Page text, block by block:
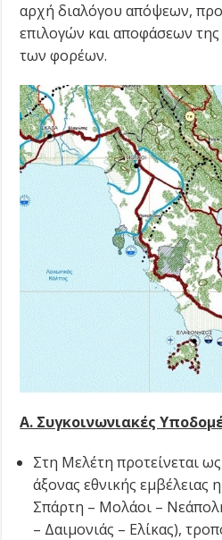
αρχή διαλόγου απόψεων,
επιλογών και αποφάσεων της
των φορέων.
Α. Συγκοινωνιακές
Στη Μελέτη προτείνεται
άξονας εθνικής εμβέλειας
Σπάρτη – Μολάοι –
– Δαιμονιάς – Ελίκας),